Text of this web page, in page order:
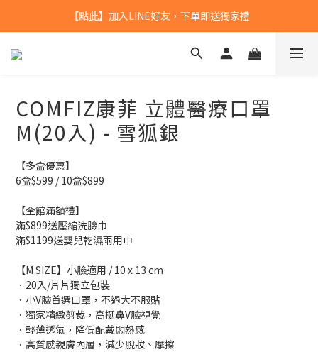
【點此】加入LINE好友，下單即送獨家禮
【點此】加入LINE好友，下單即送獨家禮
全館滿$799，本島免運
COMFIZ康菲 立體醫療口罩
M(20入) - 雪狐銀
【多盒優惠】
6盒$599 / 10盒$899
【全館滿額禮】
滿$899送壓縮洗臉巾
滿$1199送嬰兒乾濕兩用巾
【M SIZE】小臉適用 / 10 x 13 cm
．20入/片片獨立包裝
．小V臉首選口罩，不過大不服貼
．獨家精緻剪裁，高挺鼻V臉視覺
．輕薄透氣，降低配戴悶熱感
．高質感親膚內層，減少脫妝、摩擦